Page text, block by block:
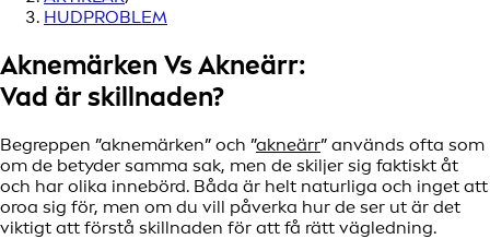
HUDPROBLEM
Aknemärken Vs Akneärr:
Vad är skillnaden?
Begreppen ”aknemärken” och ”akneärr” används ofta som
om de betyder samma sak, men de skiljer sig faktiskt åt
och har olika innebörd. Båda är helt naturliga och inget att
oroa sig för, men om du vill påverka hur de ser ut är det
viktigt att förstå skillnaden för att få rätt vägledning.